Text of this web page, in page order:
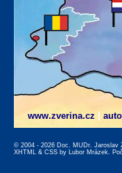
www.zverina.cz
© 2004 - 2026 Doc. MUDr. Jaroslav
XHTML & CSS by Lubor Mrázek.